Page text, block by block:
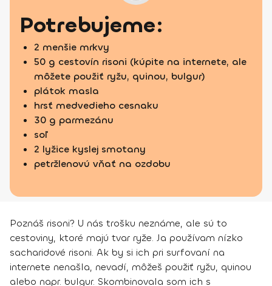
Potrebujeme:
2 menšie mrkvy
50 g cestovín risoni (kúpite na internete, ale
môžete použiť ryžu, quinou, bulgur)
plátok masla
hrsť medvedieho cesnaku
30 g parmezánu
soľ
2 lyžice kyslej smotany
petržlenovú vňať na ozdobu
Poznáš risoni? U nás trošku neznáme, ale sú to
cestoviny, ktoré majú tvar ryže. Ja používam nízko
sacharidové risoni. Ak by si ich pri surfovaní na
internete nenašla, nevadí, môžeš použiť ryžu, quinou
alebo napr. bulgur. Skombinovala som ich s